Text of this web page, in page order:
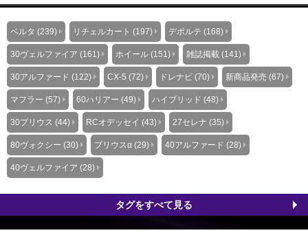
ベルタ (239) リチェルカート (197) デポルテ (168)
30ヴェルファイア (161) ホイール (151) 雑誌掲載 (141)
30アルファード (122) CX-5 (72) ドレナビ (70) 新商品発売 (67)
マフラー (57) 60ハリアー (49) ハイブリッド (48)
30プリウス (44) RCオデッセイ (43) 27セレナ (35)
80ヴォクシー (30) プリウスα (29) 40アルファード (28)
40ヴェルファイア (28)
タグをすべて見る